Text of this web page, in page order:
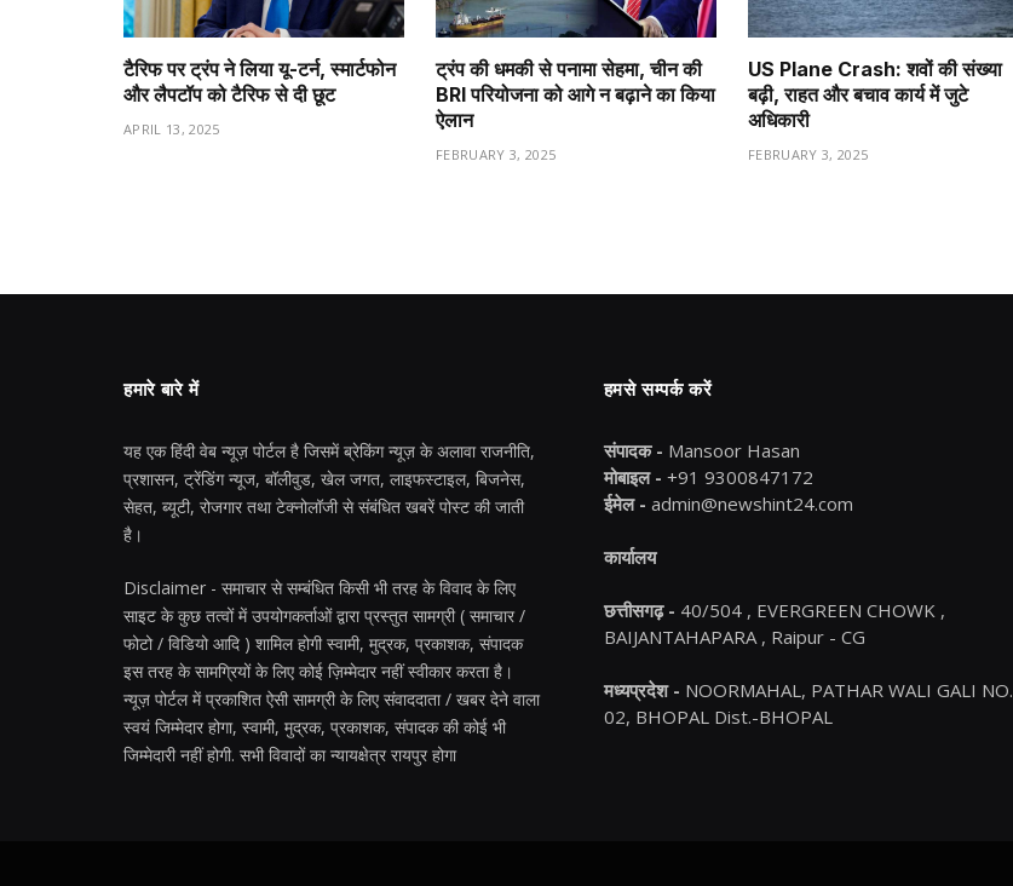
टैरिफ पर ट्रंप ने लिया यू-टर्न, स्मार्टफोन
और लैपटॉप को टैरिफ से दी छूट
APRIL 13, 2025
ट्रंप की धमकी से पनामा सेहमा, चीन की
BRI परियोजना को आगे न बढ़ाने का किया
ऐलान
FEBRUARY 3, 2025
US Plane Crash: शवों की संख्या
बढ़ी, राहत और बचाव कार्य में जुटे
अधिकारी
FEBRUARY 3, 2025
हमारे बारे में
यह एक हिंदी वेब न्यूज़ पोर्टल है जिसमें ब्रेकिंग न्यूज़ के अलावा राजनीति,
प्रशासन, ट्रेंडिंग न्यूज, बॉलीवुड, खेल जगत, लाइफस्टाइल, बिजनेस,
सेहत, ब्यूटी, रोजगार तथा टेक्नोलॉजी से संबंधित खबरें पोस्ट की जाती
है।
Disclaimer - समाचार से सम्बंधित किसी भी तरह के विवाद के लिए
साइट के कुछ तत्वों में उपयोगकर्ताओं द्वारा प्रस्तुत सामग्री ( समाचार /
फोटो / विडियो आदि ) शामिल होगी स्वामी, मुद्रक, प्रकाशक, संपादक
इस तरह के सामग्रियों के लिए कोई ज़िम्मेदार नहीं स्वीकार करता है।
न्यूज़ पोर्टल में प्रकाशित ऐसी सामग्री के लिए संवाददाता / खबर देने वाला
स्वयं जिम्मेदार होगा, स्वामी, मुद्रक, प्रकाशक, संपादक की कोई भी
जिम्मेदारी नहीं होगी. सभी विवादों का न्यायक्षेत्र रायपुर होगा
हमसे सम्पर्क करें
संपादक - Mansoor Hasan
मोबाइल - +91 9300847172
ईमेल - admin@newshint24.com
कार्यालय
छत्तीसगढ़ - 40/504 , EVERGREEN CHOWK ,
BAIJANTAHAPARA , Raipur - CG
मध्यप्रदेश - NOORMAHAL, PATHAR WALI GALI NO.
02, BHOPAL Dist.-BHOPAL